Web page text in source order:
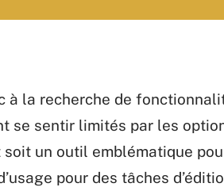
à la recherche de
se sentir limités par les
soit un outil emblématique
pour des tâches